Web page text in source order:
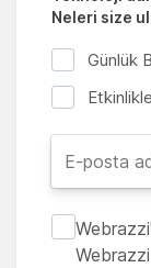
Neleri size
Günlük